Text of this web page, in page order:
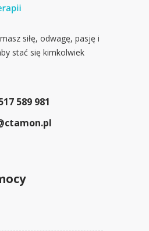
siłę, odwagę, pasję i
stać się kimkolwiek
589 981